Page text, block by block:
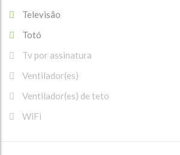
Televisão
Totó
Tv por assinatura
Ventilador(es)
Ventilador(es) de teto
WiFi